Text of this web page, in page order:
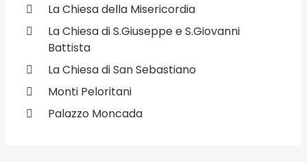
La Chiesa della Misericordia
La Chiesa di S.Giuseppe e S.Giovanni
Battista
La Chiesa di San Sebastiano
Monti Peloritani
Palazzo Moncada